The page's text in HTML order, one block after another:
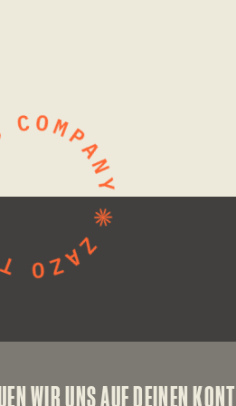
WIR UNS AUF DEINEN